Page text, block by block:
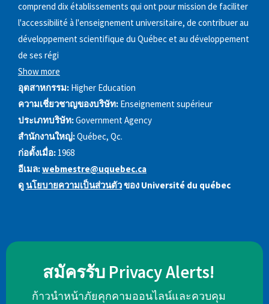
comprend dix établissements qui ont pour mission de faciliter
l'accessibilité à l'enseignement universitaire, de contribuer au
développement scientifique du Québec et au développement
de ses régi
Show more
อุตสาหกรรม: Higher Education
ความเชี่ยวชาญของบริษัท: Enseignement supérieur
ประเภทบริษัท:Government Agency
สำนักงานใหญ่:Québec, Qc.
ก่อตั้งเมื่อ: 1968
อีเมล:webmestre@uquebec.ca
ดูนโยบายความเป็นส่วนตัวของ Université du québec
สมัครรับ Privacy Alerts!
ก้าวนำหน้าภัยคุกคามออนไลน์และควบคุม